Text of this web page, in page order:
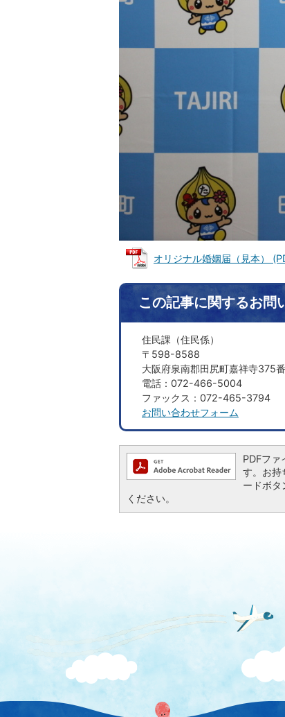
オリジナル婚姻届（見本）
この記事に関するお問
住民課（住民係）
〒598-8588
大阪府泉南郡田尻町嘉祥寺375
電話：072-466-5004
ファックス：072-465-3794
お問い合わせフォーム
PDFフ
す。お
ードボタ
ください。